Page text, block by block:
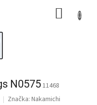
N057511468
Značka: Nakamichi